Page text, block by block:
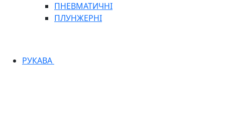
ПНЕВМАТИЧНІ
ПЛУНЖЕРНІ
РУКАВА